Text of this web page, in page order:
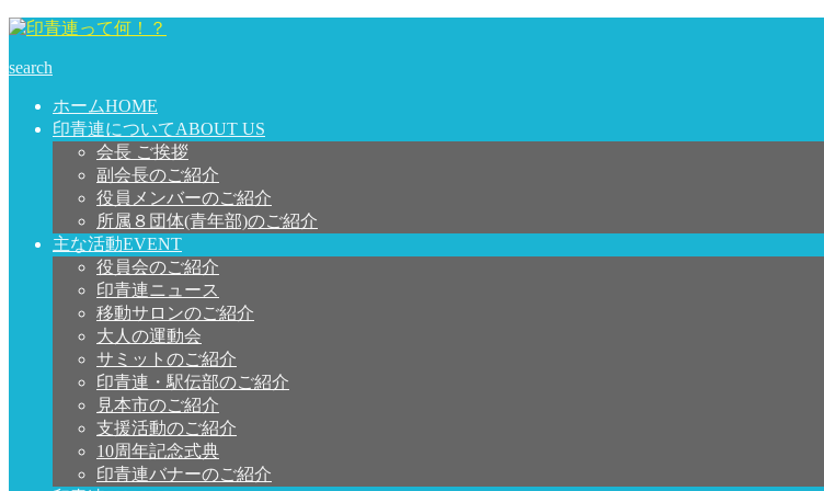
search
ホームHOME
印青連についてABOUT US
会長 ご挨拶
副会長のご紹介
役員メンバーのご紹介
所属８団体(青年部)のご紹介
主な活動EVENT
役員会のご紹介
印青連ニュース
移動サロンのご紹介
大人の運動会
サミットのご紹介
印青連・駅伝部のご紹介
見本市のご紹介
支援活動のご紹介
10周年記念式典
印青連バナーのご紹介